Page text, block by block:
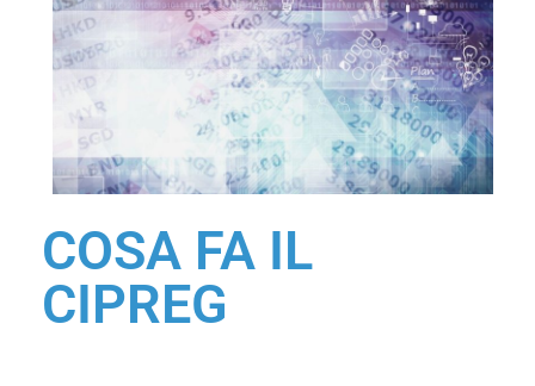
COSA FA IL
CIPREG